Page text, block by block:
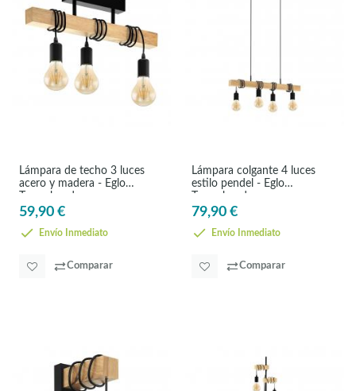
Lámpara de techo 3 luces
acero y madera - Eglo
Townshend
59,90 €
Envío Inmediato
Comparar
Lámpara colgante 4 luces
estilo pendel - Eglo
Townshend
79,90 €
Envío Inmediato
Comparar